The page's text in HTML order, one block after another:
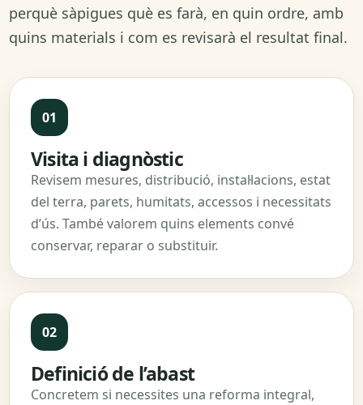
perquè sàpigues què es farà, en quin ordre, amb
quins materials i com es revisarà el resultat final.
Visita i diagnòstic
Revisem mesures, distribució, instal·lacions, estat
del terra, parets, humitats, accessos i necessitats
d’ús. També valorem quins elements convé
conservar, reparar o substituir.
Definició de l’abast
Concretem si necessites una reforma integral,